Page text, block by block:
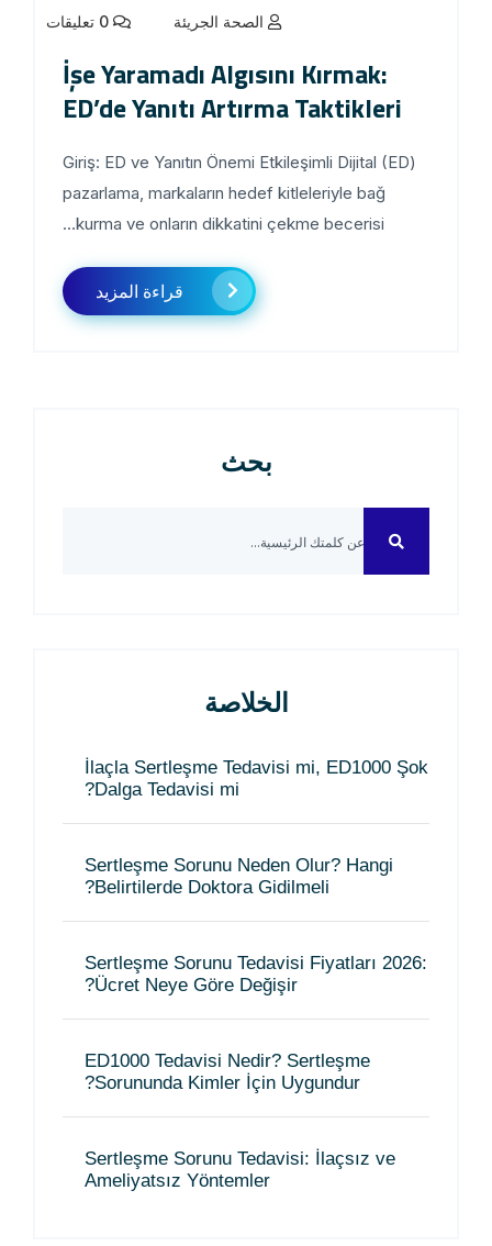
الصحة الجريئة
İşe Yaramadı Algısını Kırmak:
ED’de Yanıtı Artırma Taktikleri
Giriş: ED ve Yanıtın Önemi Etkileşimli Dijital (ED)
pazarlama, markaların hedef kitleleriyle bağ
kurma ve onların dikkatini çekme becerisi...
قراءة المزيد
بحث
الخلاصة
İlaçla Sertleşme Tedavisi mi, ED1000 Şok
Dalga Tedavisi mi?
Sertleşme Sorunu Neden Olur? Hangi
Belirtilerde Doktora Gidilmeli?
Sertleşme Sorunu Tedavisi Fiyatları 2026:
Ücret Neye Göre Değişir?
ED1000 Tedavisi Nedir? Sertleşme
Sorununda Kimler İçin Uygundur?
Sertleşme Sorunu Tedavisi: İlaçsız ve
Ameliyatsız Yöntemler